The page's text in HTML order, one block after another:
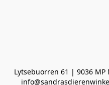
Lytsebuorren 61 | 9036